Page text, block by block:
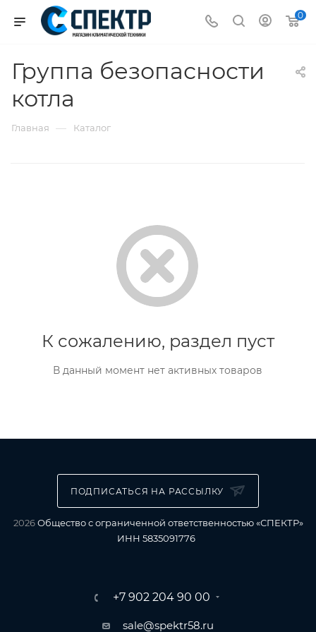
0
Группа безопасности
котла
Главная — Каталог
К сожалению, раздел пуст
В данный момент нет активных товаров
ПОДПИСАТЬСЯ НА РАССЫЛКУ
2026Общество с ограниченной ответственностью «СПЕКТР»
ИНН 5835091776
+7 902 204 90 00
sale@spektr58.ru